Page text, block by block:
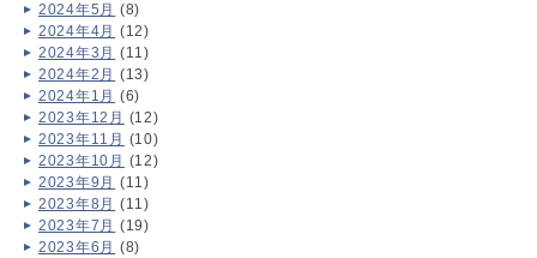
2024年5月 (8)
2024年4月 (12)
2024年3月 (11)
2024年2月 (13)
2024年1月 (6)
2023年12月 (12)
2023年11月 (10)
2023年10月 (12)
2023年9月 (11)
2023年8月 (11)
2023年7月 (19)
2023年6月 (8)